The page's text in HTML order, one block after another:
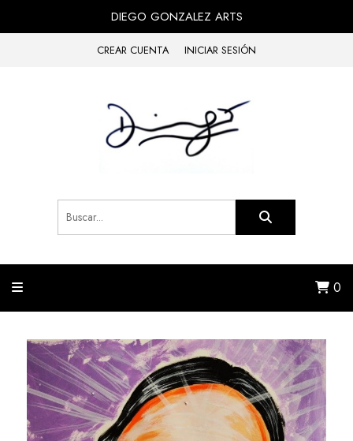
DIEGO GONZALEZ ARTS
CREAR CUENTA INICIAR SESIÓN
0